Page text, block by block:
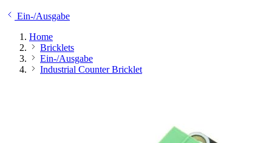
Ein-/Ausgabe
Home
Bricklets
Ein-/Ausgabe
Industrial Counter Bricklet